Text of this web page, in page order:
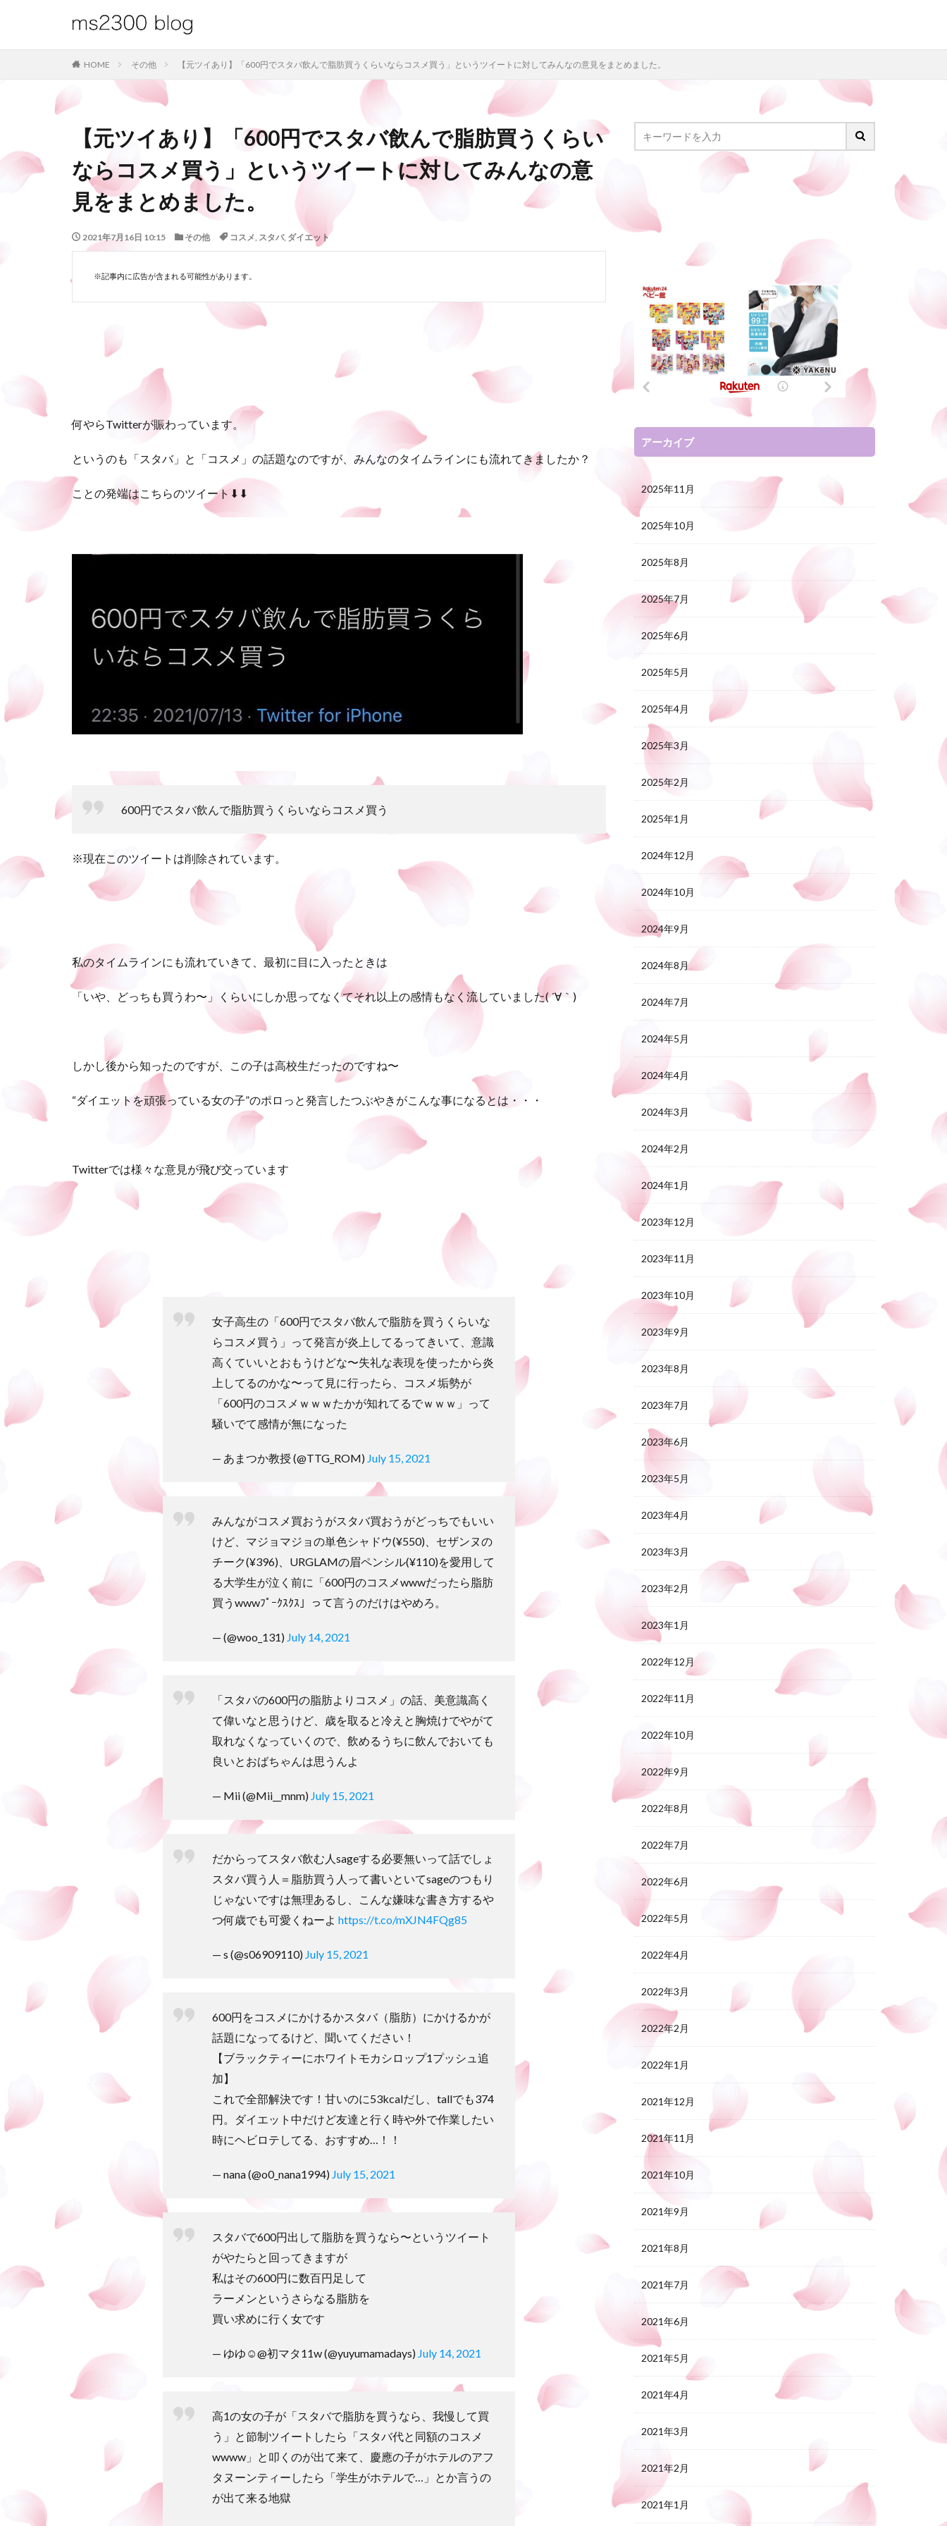
HOME その他 【元ツイあり】「600円でスタバ飲んで脂肪買うくらいならコスメ買う」というツイートに対してみんなの意見をまとめました。
【元ツイあり】「600円でスタバ飲んで脂肪買うくらい
ならコスメ買う」というツイートに対してみんなの意
見をまとめました。
2021年7月16日 10:15 その他 コスメ, スタバ, ダイエット
※記事内に広告が含まれる可能性があります。
何やらTwitterが賑わっています。
というのも「スタバ」と「コスメ」の話題なのですが、みんなのタイムラインにも流れてきましたか？
ことの発端はこちらのツイート⬇︎⬇︎
600円でスタバ飲んで脂肪買うくらいならコスメ買う
※現在このツイートは削除されています。
私のタイムラインにも流れていきて、最初に目に入ったときは
「いや、どっちも買うわ〜」くらいにしか思ってなくてそれ以上の感情もなく流していました( ´∀｀)
しかし後から知ったのですが、この子は高校生だったのですね〜
“ダイエットを頑張っている女の子”のポロっと発言したつぶやきがこんな事になるとは・・・
Twitterでは様々な意見が飛び交っています
女子高生の「600円でスタバ飲んで脂肪を買うくらいな
らコスメ買う」って発言が炎上してるってきいて、意識
高くていいとおもうけどな〜失礼な表現を使ったから炎
上してるのかな〜って見に行ったら、コスメ垢勢が
「600円のコスメｗｗｗたかが知れてるでｗｗｗ」って
騒いでて感情が無になった
— あまつか教授 (@TTG_ROM) July 15, 2021
みんながコスメ買おうがスタバ買おうがどっちでもいい
けど、マジョマジョの単色シャドウ(¥550)、セザンヌの
チーク(¥396)、URGLAMの眉ペンシル(¥110)を愛用して
る大学生が泣く前に「600円のコスメwwwだったら脂肪
買うwwwﾌﾟｰｸｽｸｽ」って言うのだけはやめろ。
— (@woo_131) July 14, 2021
「スタバの600円の脂肪よりコスメ」の話、美意識高く
て偉いなと思うけど、歳を取ると冷えと胸焼けでやがて
取れなくなっていくので、飲めるうちに飲んでおいても
良いとおばちゃんは思うんよ
— Mii (@Mii__mnm) July 15, 2021
だからってスタバ飲む人sageする必要無いって話でしょ
スタバ買う人＝脂肪買う人って書いといてsageのつもり
じゃないですは無理あるし、こんな嫌味な書き方するや
つ何歳でも可愛くねーよ https://t.co/mXJN4FQg85
— s (@s06909110) July 15, 2021
600円をコスメにかけるかスタバ（脂肪）にかけるかが
話題になってるけど、聞いてください！
【ブラックティーにホワイトモカシロップ1プッシュ追
加】
これで全部解決です！甘いのに53kcalだし、tallでも374
円。ダイエット中だけど友達と行く時や外で作業したい
時にヘビロテしてる、おすすめ…！！
— nana (@o0_nana1994) July 15, 2021
スタバで600円出して脂肪を買うなら〜というツイート
がやたらと回ってきますが
私はその600円に数百円足して
ラーメンというさらなる脂肪を
買い求めに行く女です
— ゆゆ☺︎@初マタ11w (@yuyumamadays) July 14, 2021
高1の女の子が「スタバで脂肪を買うなら、我慢して買
う」と節制ツイートしたら「スタバ代と同額のコスメ
wwww」と叩くのが出て来て、慶應の子がホテルのアフ
タヌーンティーしたら「学生がホテルで…」とか言うの
が出て来る地獄
アーカイブ
2025年11月
2025年10月
2025年8月
2025年7月
2025年6月
2025年5月
2025年4月
2025年3月
2025年2月
2025年1月
2024年12月
2024年10月
2024年9月
2024年8月
2024年7月
2024年5月
2024年4月
2024年3月
2024年2月
2024年1月
2023年12月
2023年11月
2023年10月
2023年9月
2023年8月
2023年7月
2023年6月
2023年5月
2023年4月
2023年3月
2023年2月
2023年1月
2022年12月
2022年11月
2022年10月
2022年9月
2022年8月
2022年7月
2022年6月
2022年5月
2022年4月
2022年3月
2022年2月
2022年1月
2021年12月
2021年11月
2021年10月
2021年9月
2021年8月
2021年7月
2021年6月
2021年5月
2021年4月
2021年3月
2021年2月
2021年1月